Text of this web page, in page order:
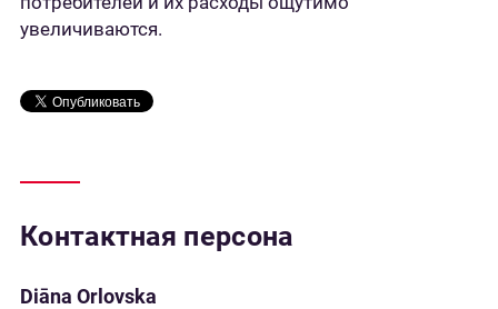
увеличиваются.
Контактная персона
Diāna Orlovska